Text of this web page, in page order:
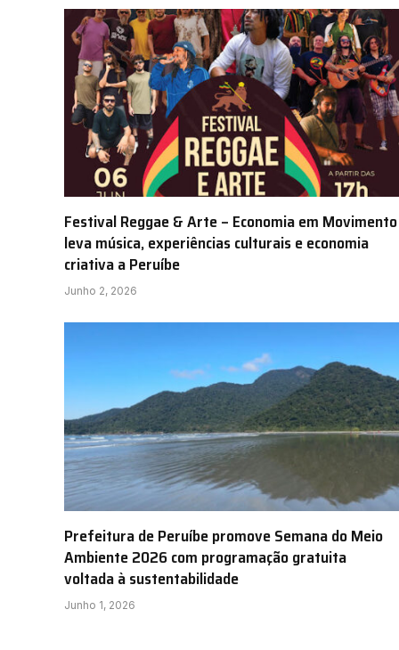
Festival Reggae & Arte – Economia em Movimento
leva música, experiências culturais e economia
criativa a Peruíbe
Junho 2, 2026
Prefeitura de Peruíbe promove Semana do Meio
Ambiente 2026 com programação gratuita
voltada à sustentabilidade
Junho 1, 2026